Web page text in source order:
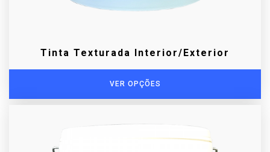
Tinta Texturada Interior/Exterior
VER OPÇÕES